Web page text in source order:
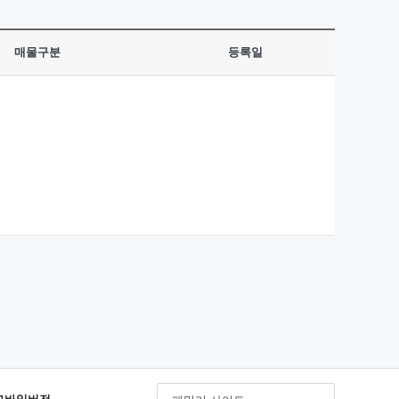
매물구분 등록일